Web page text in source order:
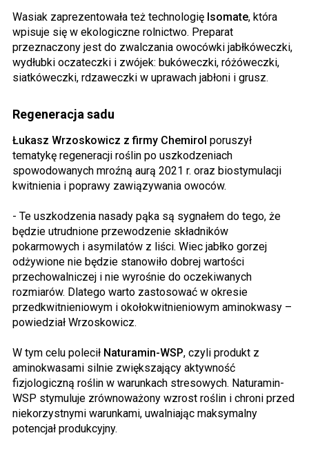
Wasiak zaprezentowała też technologię Isomate, która
wpisuje się w ekologiczne rolnictwo. Preparat
przeznaczony jest do zwalczania owocówki jabłkóweczki,
wydłubki oczateczki i zwójek: bukóweczki, różóweczki,
siatkóweczki, rdzaweczki w uprawach jabłoni i grusz.
Regeneracja sadu
Łukasz Wrzoskowicz z firmy Chemirol poruszył
tematykę regeneracji roślin po uszkodzeniach
spowodowanych mroźną aurą 2021 r. oraz biostymulacji
kwitnienia i poprawy zawiązywania owoców.
- Te uszkodzenia nasady pąka są sygnałem do tego, że
będzie utrudnione przewodzenie składników
pokarmowych i asymilatów z liści. Wiec jabłko gorzej
odżywione nie będzie stanowiło dobrej wartości
przechowalniczej i nie wyrośnie do oczekiwanych
rozmiarów. Dlatego warto zastosować w okresie
przedkwitnieniowym i okołokwitnieniowym aminokwasy –
powiedział Wrzoskowicz.
W tym celu polecił Naturamin-WSP, czyli produkt z
aminokwasami silnie zwiększający aktywność
fizjologiczną roślin w warunkach stresowych. Naturamin-
WSP stymuluje zrównoważony wzrost roślin i chroni przed
niekorzystnymi warunkami, uwalniając maksymalny
potencjał produkcyjny.